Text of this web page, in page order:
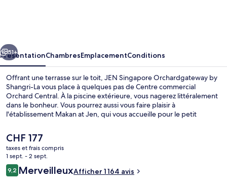
Shangri-
La
Suivant
51+
PrésentationChambresEmplacementConditions
Offrant une terrasse sur le toit, JEN Singapore Orchardgateway by
Shangri-La vous place à quelques pas de Centre commercial
Orchard Central. À la piscine extérieure, vous nagerez littéralement
dans le bonheur. Vous pourrez aussi vous faire plaisir à
l'établissement Makan at Jen, qui vous accueille pour le petit
Cuisine internationale. Parmi les avantages offerts par cet
hébergement : un bar en bord de piscine, un centre de remise en
forme ouvert 24 h/24 et une salle de fitness. Les autres voyageurs
apprécient la proximité avec les transports publics : Station
Somerset ne se trouve qu'à quelques encablures, tandis que Station
Dhoby Ghaut se trouve à seulement 10 min de marche.
Le
prix
actuel
est
de
CHF 177
taxes et frais compris
1 sept. - 2 sept.
Avis
voyageurs
9,29,2 sur 10
MerveilleuxAfficher 1 164 avis